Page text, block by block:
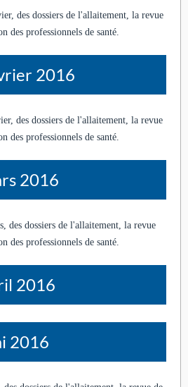
des dossiers de l'allaitement, la revue
des professionnels de santé.
2016
des dossiers de l'allaitement, la revue
des professionnels de santé.
2016
des dossiers de l'allaitement, la revue
des professionnels de santé.
2016
2016